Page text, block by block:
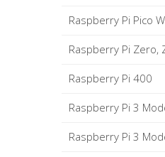
Raspberry Pi Pico W
Raspberry Pi Zero,
Raspberry Pi 400
Raspberry Pi 3
Raspberry Pi 3